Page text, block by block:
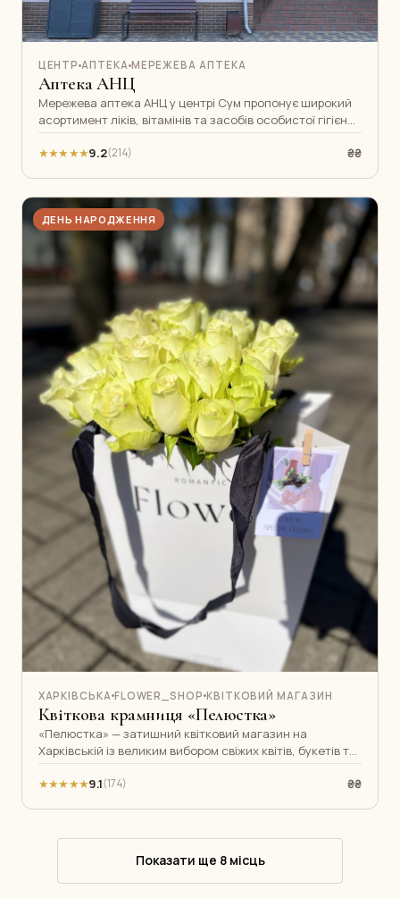
ЦЕНТР АПТЕКА МЕРЕЖЕВА АПТЕКА
Аптека АНЦ
Мережева аптека АНЦ у центрі Сум пропонує широкий
асортимент ліків, вітамінів та засобів особистої гігієни.
Кваліфіковані фармацев
★★★★★9.2(214) ₴₴
ДЕНЬ НАРОДЖЕННЯ
ХАРКІВСЬКА FLOWER_SHOP КВІТКОВИЙ МАГАЗИН
Квіткова крамниця «Пелюстка»
«Пелюстка» — затишний квітковий магазин на
Харківській із великим вибором свіжих квітів, букетів та
подарункових композицій. Тут з
★★★★★9.1(174) ₴₴
Показати ще 8 місць